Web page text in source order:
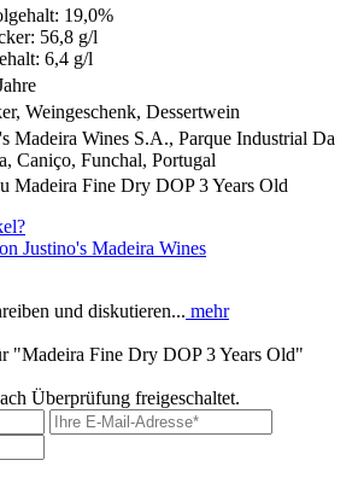
19,0%
56,8 g/l
6,4 g/l
Weingeschenk, Dessertwein
Madeira Wines S.A., Parque Industrial Da
Caniço, Funchal, Portugal
Madeira Fine Dry DOP 3 Years Old
Justino's Madeira Wines
und diskutieren... mehr
"Madeira Fine Dry DOP 3 Years Old"
Überprüfung freigeschaltet.